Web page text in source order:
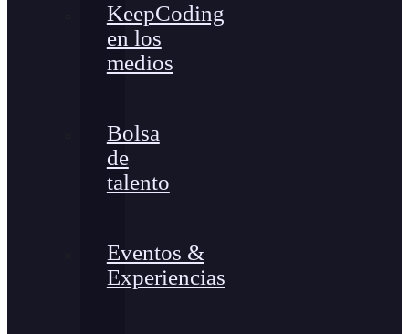
KeepCoding
en los
medios
Bolsa
de
talento
Eventos &
Experiencias